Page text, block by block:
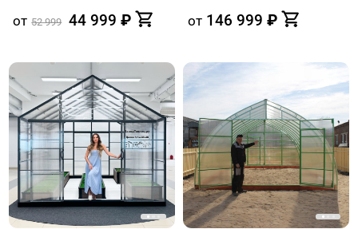
от 52 999 44 999 ₽ от 146 999 ₽